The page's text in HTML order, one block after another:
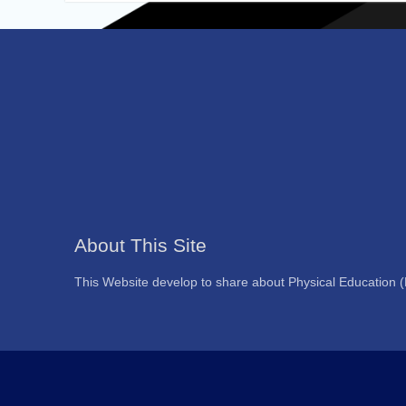
About This Site
This Website develop to share about Physical Education